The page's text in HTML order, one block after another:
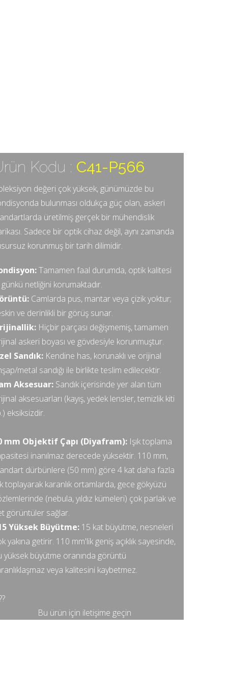
Kodu : C41-P566
değeri çok yüksek, günümüzde bu
bulunması oldukça güç olan, askeri
üretilmiş gerçek bir mühendislik
Sadece bir optik cihaz değil, aynı zamanda
korunmuş bir tarih dilimidir.
Tamamen faal durumda, optik kalitesi
günkü netliğini korumaktadır.
Camlarda pus, mantar veya çizik yoktur;
ve derinlikli bir görüş sunar.
Hiçbir parçası değişmemiş, tamamen
askeri boyası ve gövdesiyle korunmuştur.
Sandık: Kendine has, korunaklı ve orijinal
metal sandığı ile birlikte teslim edilecektir.
Aksesuar: Sandık içerisinde yer alan tüm
aksesuarları (kayış, yedek lensler, temizlik kiti
eksiksizdir.
mm Objektif Çapı (Diyafram): Işık toplama
inanılmaz derecede yüksektir. 110 mm,
dürbünlere (50 mm) göre 4 kat daha fazla
toplayarak karanlık ortamlarda, gece gökyüzü
(nebula, yıldız kümeleri) çok parlak ve
görüntüler sağlar.
Yüksek Büyütme: 15 kat büyütme, nesneleri
yakına getirir. 110 mm'lik geniş açıklık sayesinde,
yüksek büyütme oranında görüntü
veya kalitesini kaybetmez.
Bu ürün için iletişime geçin